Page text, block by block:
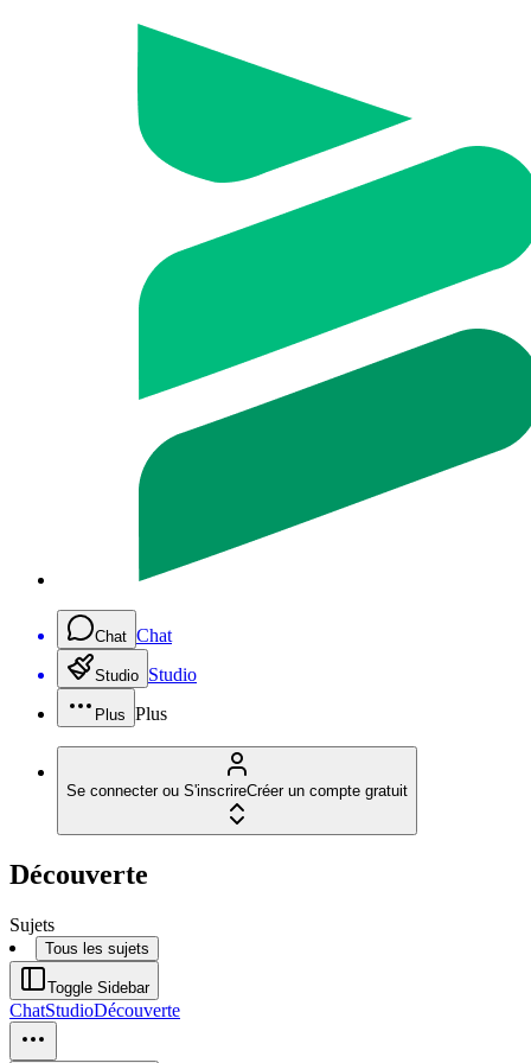
Chat Chat
Studio Studio
Plus Plus
Se connecter ou S'inscrireCréer un compte gratuit
Découverte
Sujets
Tous les sujets
Toggle Sidebar
ChatStudioDécouverte